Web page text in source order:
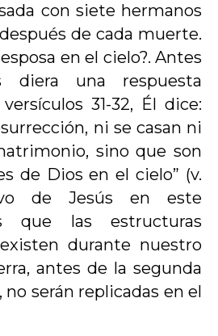
con siete hermanos
de cada muerte.
en el cielo?. Antes
diera una respuesta
31-32, Él dice:
ni se casan ni
sino que son
de Dios en el cielo” (v.
de Jesús en este
que las estructuras
durante nuestro
antes de la segunda
no serán replicadas en el